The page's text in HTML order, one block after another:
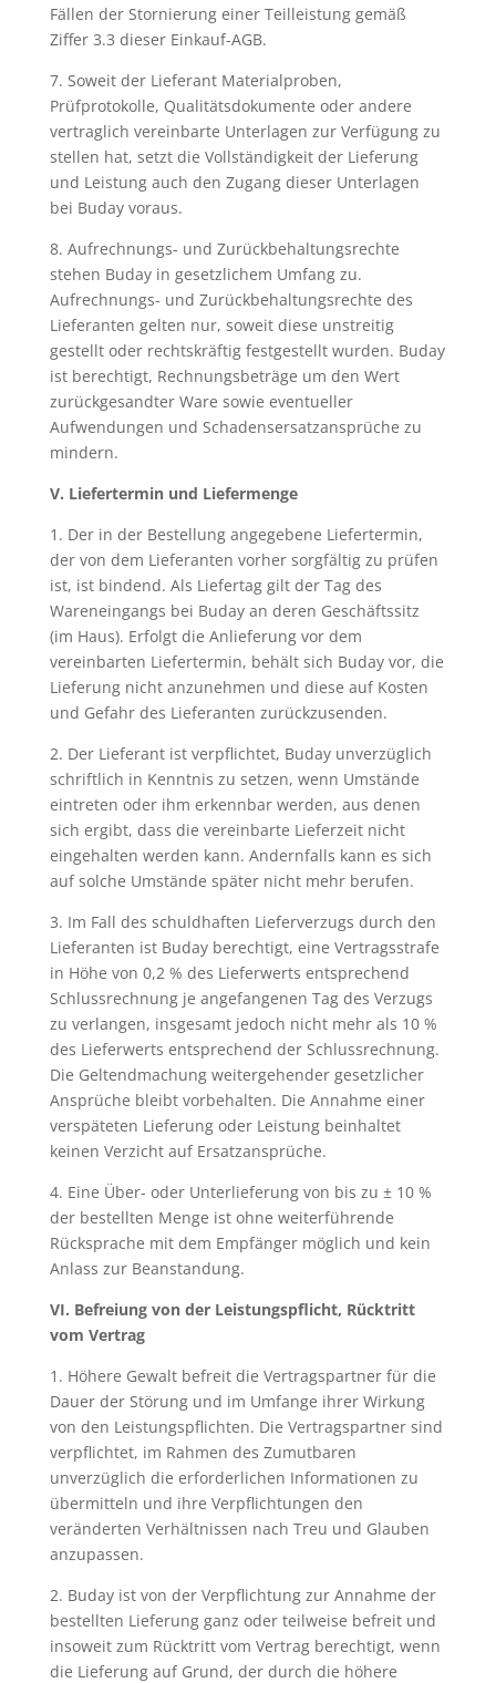
Fällen der Stornierung einer Teilleistung gemäß
Ziffer 3.3 dieser Einkauf-AGB.
7. Soweit der Lieferant Materialproben,
Prüfprotokolle, Qualitätsdokumente oder andere
vertraglich vereinbarte Unterlagen zur Verfügung zu
stellen hat, setzt die Vollständigkeit der Lieferung
und Leistung auch den Zugang dieser Unterlagen
bei Buday voraus.
8. Aufrechnungs- und Zurückbehaltungsrechte
stehen Buday in gesetzlichem Umfang zu.
Aufrechnungs- und Zurückbehaltungsrechte des
Lieferanten gelten nur, soweit diese unstreitig
gestellt oder rechtskräftig festgestellt wurden. Buday
ist berechtigt, Rechnungsbeträge um den Wert
zurückgesandter Ware sowie eventueller
Aufwendungen und Schadensersatzansprüche zu
mindern.
V. Liefertermin und Liefermenge
1. Der in der Bestellung angegebene Liefertermin,
der von dem Lieferanten vorher sorgfältig zu prüfen
ist, ist bindend. Als Liefertag gilt der Tag des
Wareneingangs bei Buday an deren Geschäftssitz
(im Haus). Erfolgt die Anlieferung vor dem
vereinbarten Liefertermin, behält sich Buday vor, die
Lieferung nicht anzunehmen und diese auf Kosten
und Gefahr des Lieferanten zurückzusenden.
2. Der Lieferant ist verpflichtet, Buday unverzüglich
schriftlich in Kenntnis zu setzen, wenn Umstände
eintreten oder ihm erkennbar werden, aus denen
sich ergibt, dass die vereinbarte Lieferzeit nicht
eingehalten werden kann. Andernfalls kann es sich
auf solche Umstände später nicht mehr berufen.
3. Im Fall des schuldhaften Lieferverzugs durch den
Lieferanten ist Buday berechtigt, eine Vertragsstrafe
in Höhe von 0,2 % des Lieferwerts entsprechend
Schlussrechnung je angefangenen Tag des Verzugs
zu verlangen, insgesamt jedoch nicht mehr als 10 %
des Lieferwerts entsprechend der Schlussrechnung.
Die Geltendmachung weitergehender gesetzlicher
Ansprüche bleibt vorbehalten. Die Annahme einer
verspäteten Lieferung oder Leistung beinhaltet
keinen Verzicht auf Ersatzansprüche.
4. Eine Über- oder Unterlieferung von bis zu ± 10 %
der bestellten Menge ist ohne weiterführende
Rücksprache mit dem Empfänger möglich und kein
Anlass zur Beanstandung.
VI. Befreiung von der Leistungspflicht, Rücktritt
vom Vertrag
1. Höhere Gewalt befreit die Vertragspartner für die
Dauer der Störung und im Umfange ihrer Wirkung
von den Leistungspflichten. Die Vertragspartner sind
verpflichtet, im Rahmen des Zumutbaren
unverzüglich die erforderlichen Informationen zu
übermitteln und ihre Verpflichtungen den
veränderten Verhältnissen nach Treu und Glauben
anzupassen.
2. Buday ist von der Verpflichtung zur Annahme der
bestellten Lieferung ganz oder teilweise befreit und
insoweit zum Rücktritt vom Vertrag berechtigt, wenn
die Lieferung auf Grund, der durch die höhere